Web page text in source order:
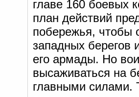
главе 160 боевых
план действий
побережья, чтобы
западных берегов
его армады. Но
высаживаться на
главными силами.